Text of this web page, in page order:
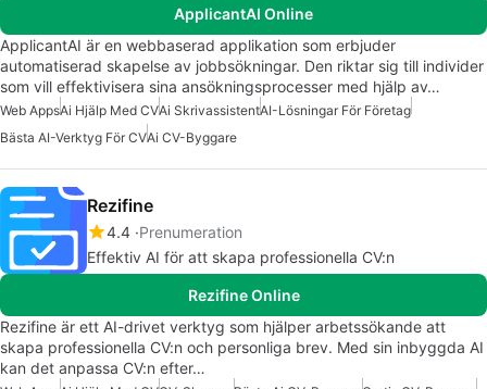
ApplicantAI Online
ApplicantAI är en webbaserad applikation som erbjuder
automatiserad skapelse av jobbsökningar. Den riktar sig till individer
som vill effektivisera sina ansökningsprocesser med hjälp av…
Web AppsAi Hjälp Med CVAi SkrivassistentAI-Lösningar För Företag
Bästa AI-Verktyg För CVAi CV-Byggare
Rezifine
4.4 Prenumeration
Effektiv AI för att skapa professionella CV:n
Rezifine Online
Rezifine är ett AI-drivet verktyg som hjälper arbetssökande att
skapa professionella CV:n och personliga brev. Med sin inbyggda AI
kan det anpassa CV:n efter…